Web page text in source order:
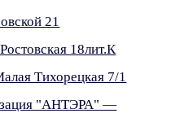
21
18лит.К
Тихорецкая 7/1
"АНТЭРА" —